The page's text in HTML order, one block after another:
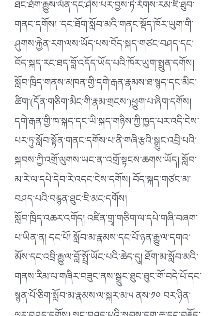
ཐང་ཐོག་རྒྱུས་ལོན་དང་ཤེས་པར་བྱས་ཏེ་རོགས་རམ་ཇི་ཐུབ་
གནང་དགོས། ་དང་ཐོག་སློབ་མའི་གནང་སྡོད་ཁོར་ཡུག་གི་
ཤུགས་རྐྱེན་རག་ལས་ཡོད་པས་བོད་སྐད་གཙང་བཤད་དང་
བོད་སྐད་རང་ཐད་བློ་འདོད་ཡོད་པའི་ཁོར་ཡུག་སྤྲུན་དགོས།
སློབ་ཁྲིད་གནས་མཁན་གྱི་དགེ་རྒན་རྣམས་ཐ་སྙད་དང་མིང་
ཚིག་(དོན་གཅིག་མིང་གི་རྣམ་གྲངས་)ཕྱུག་པ་ཞིག་དགོས།
དགེ་རྒན་གྱི་ཁ་སྐད་དང་ཡི་སྐད་གཉིས་ཀྱི་ཁྱད་པར་འདི་ངེས་
པར་ཏུ་སློབ་སྟོན་གནང་དགོས་པ་ནི་གཞི་རྩའི་སྒྲུང་འབྲི་པའི་
སྐབས་ཀྱི་འགྲོ་ལུགས་ཡང་ན་་འགྲོ་སྟངས་ཆགས་ཡོད། སློབ་
མ་རེ་ལ་དཔེ་དེབ་རེ་འདང་ངེས་དགོས། བོད་སྐད་གཙང་མ་
བཤད་པའི་བརྙན་ཐུང་ཇི་མང་དགོས།
སློབ་ཁྲིད་འཆར་འགོད། འཛིན་གྲྭ་གཅིག་ལ་དཔེ་གཞི་བཞག་
པ་ཡིན་ན། དང་པོ། སློབ་མ་རྣམས་དང་པོ་ཉན་རྒྱུ་ལ་དགའ་
མོས་དང་འབྲི་རྒྱུ་ལ་བློ་སྤྲོ་ཡོང་པའི་ཆེད་དུ། ཐོག་མ་སློབ་མའི་
གནས་རིམ་ལ་གཞིར་བཟུང་ནས་སྒྲུང་ཐུང་ཐུང་གོ་བདེ་པོ་དང་
སྙན་པོ་ཅིག་སློབ་མ་རྣམས་ལ་སྐར་མ་༥ ནས་༡༠ བར་ཉིན་